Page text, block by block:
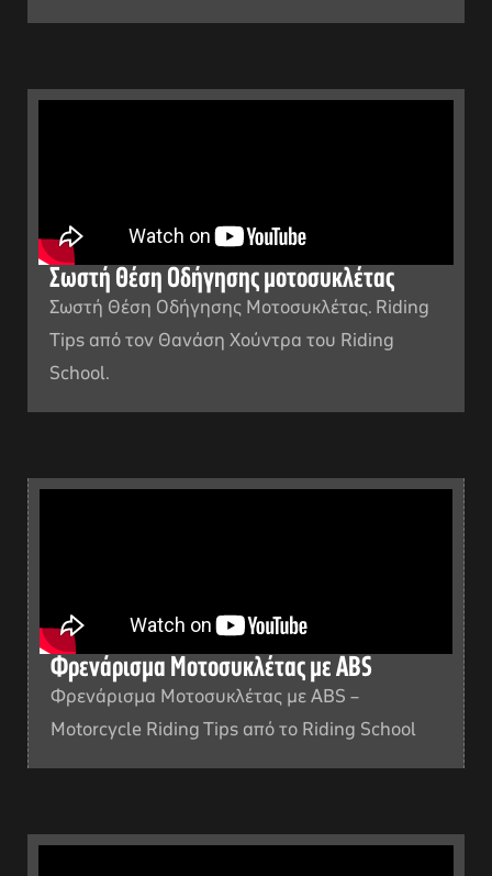
Σωστή Θέση Οδήγησης μοτοσυκλέτας
Σωστή Θέση Οδήγησης Μοτοσυκλέτας. Riding
Tips από τον Θανάση Χούντρα του Riding
School.
Φρενάρισμα Μοτοσυκλέτας με ABS
Φρενάρισμα Μοτοσυκλέτας με ABS –
Motorcycle Riding Tips από το Riding School